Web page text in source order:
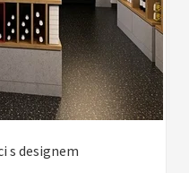
s designem